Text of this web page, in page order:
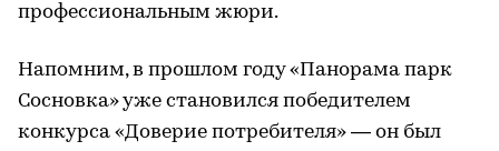
профессиональным жюри.
Напомним, в прошлом году «Панорама парк
Сосновка» уже становился победителем
конкурса «Доверие потребителя» — он был